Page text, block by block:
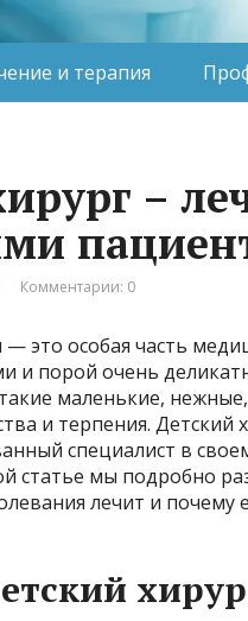
и терапия
–
Комментарии: 0
— это особая часть
и порой очень
маленькие,
и терпения.
специалист в
статье мы подробно
лечит и